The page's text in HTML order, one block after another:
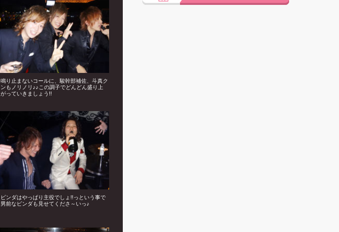
鳴り止まないコールに、駿幹部補佐、斗真ク
ンもノリノリ♪♪この調子でどんどん盛り上
がっていきましょう!!
ビンダはやっぱり主役でしょ!!っという事で
男前なビンダも見せてくださ～いっ♪